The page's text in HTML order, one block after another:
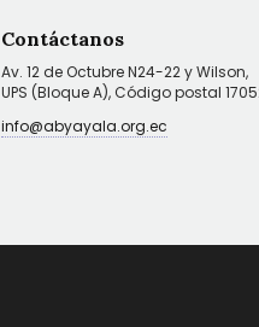
Contáctanos
Av. 12 de Octubre N24-22 y Wilson,
UPS (Bloque A), Código postal
info@abyayala.org.ec